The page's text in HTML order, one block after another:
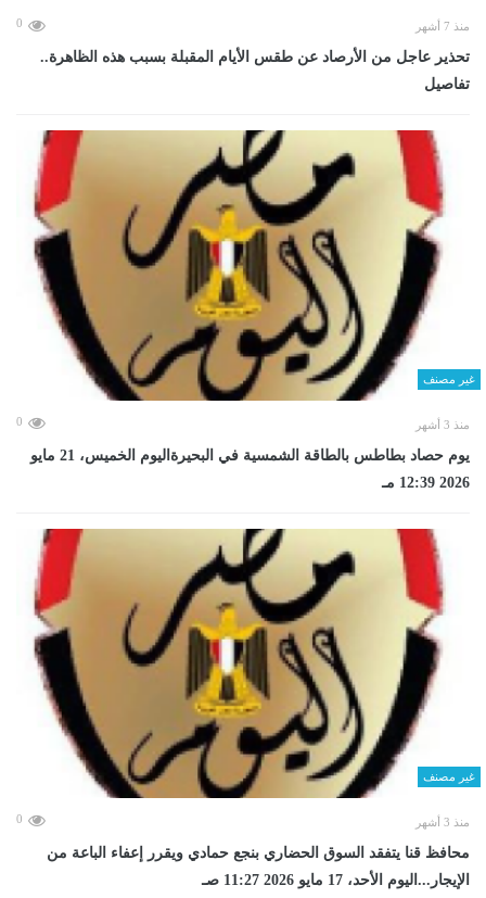
منذ 7 أشهر 0
تحذير عاجل من الأرصاد عن طقس الأيام المقبلة بسبب هذه الظاهرة..
تفاصيل
غير مصنف
منذ 3 أشهر 0
يوم حصاد بطاطس بالطاقة الشمسية في البحيرةاليوم الخميس، 21 مايو
2026 12:39 مـ
غير مصنف
منذ 3 أشهر 0
محافظ قنا يتفقد السوق الحضاري بنجع حمادي ويقرر إعفاء الباعة من
الإيجار...اليوم الأحد، 17 مايو 2026 11:27 صـ